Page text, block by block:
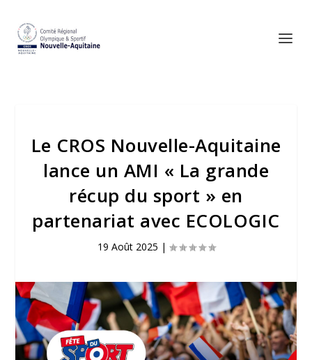
Le CROS Nouvelle-Aquitaine
lance un AMI « La grande
récup du sport » en
partenariat avec ECOLOGIC
19 Août 2025 |